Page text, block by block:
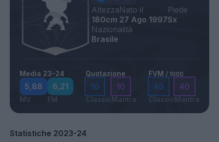
Altezza
180cm
Nato il
27 Ago 1997
Piede
Sx
Nazionalità
Brasile
Media 23-24
5,88
MV
6,21
FM
Quotazione
10
Classic
10
Mantra
FVM / 1000
40
Classic
40
Mantra
Statistiche 2023-24